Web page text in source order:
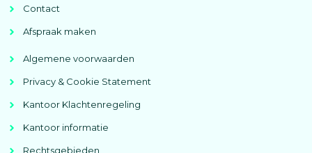
Contact
Afspraak maken
Algemene voorwaarden
Privacy & Cookie Statement
Kantoor Klachtenregeling
Kantoor informatie
Rechtsgebieden